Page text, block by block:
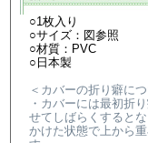
○1枚入り
○サイズ：図参照
○材質：PVC
○日本製
＜カバーの折り癖に
・カバーには最初折
せてしばらくすると
かけた状態で上から